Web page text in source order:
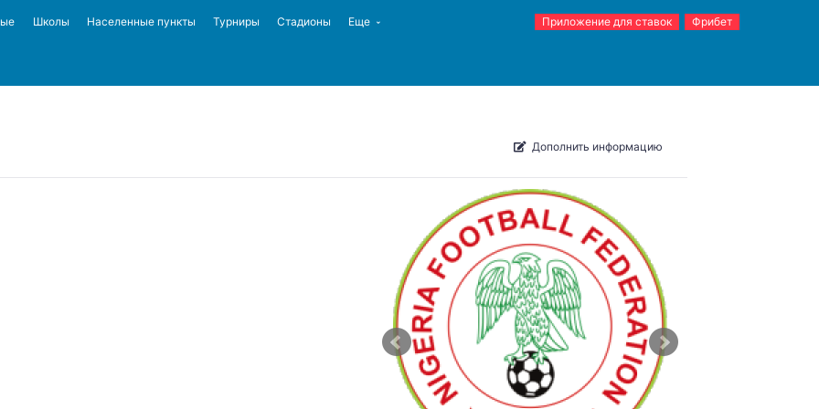
Школы Населенные пункты Турниры Стадионы Еще Приложение для ставок Фрибет
Дополнить информацию